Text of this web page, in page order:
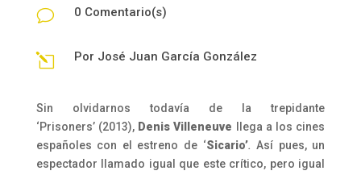
v 0 Comentario(s)
l Por José Juan García González
Sin olvidarnos todavía de la trepidante
‘Prisoners’ (2013), Denis Villeneuve llega a los cines
españoles con el estreno de ‘Sicario’. Así pues, un
espectador llamado igual que este crítico, pero igual